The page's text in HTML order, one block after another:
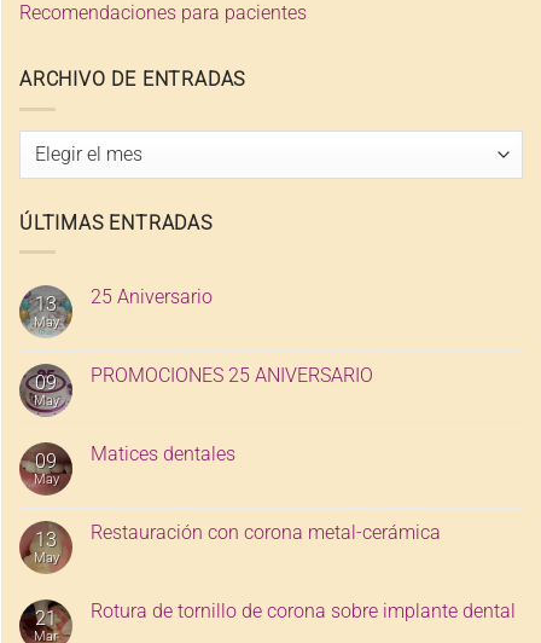
Recomendaciones para pacientes
ARCHIVO DE ENTRADAS
Archivo
ÚLTIMAS ENTRADAS
13
May
25 Aniversario
09
May
PROMOCIONES 25 ANIVERSARIO
09
May
Matices dentales
13
May
Restauración con corona metal-cerámica
21
Mar
Rotura de tornillo de corona sobre implante dental